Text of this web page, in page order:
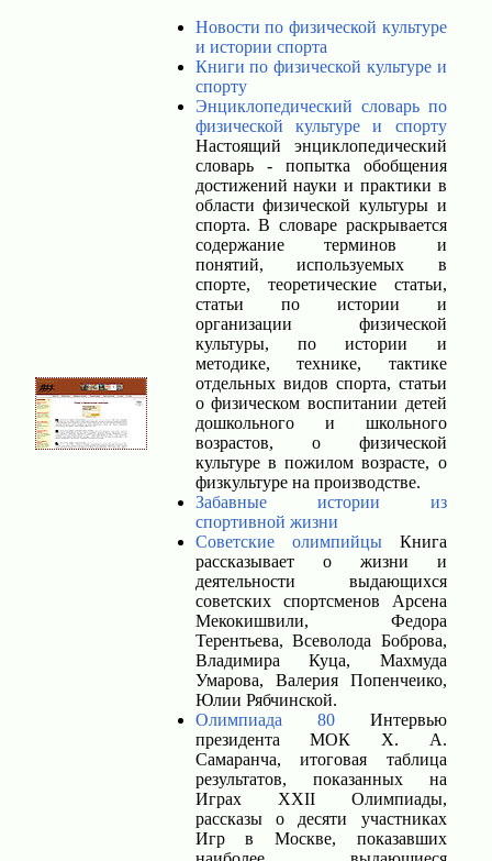
Новости по физической культуре
и истории спорта
Книги по физической культуре и
спорту
Энциклопедический словарь по
физической культуре и спорту
Настоящий энциклопедический
словарь - попытка обобщения
достижений науки и практики в
области физической культуры и
спорта. В словаре раскрывается
содержание терминов и
понятий, используемых в
спорте, теоретические статьи,
статьи по истории и
организации физической
культуры, по истории и
методике, технике, тактике
отдельных видов спорта, статьи
о физическом воспитании детей
дошкольного и школьного
возрастов, о физической
культуре в пожилом возрасте, о
физкультуре на производстве.
Забавные истории из
спортивной жизни
Советские олимпийцыКнига
рассказывает о жизни и
деятельности выдающихся
советских спортсменов Арсена
Мекокишвили, Федора
Терентьева, Всеволода Боброва,
Владимира Куца, Махмуда
Умарова, Валерия Попенчеико,
Юлии Рябчинской.
Олимпиада 80Интервью
президента МОК X. А.
Самаранча, итоговая таблица
результатов, показанных на
Играх XXII Олимпиады,
рассказы о десяти участниках
Игр в Москве, показавших